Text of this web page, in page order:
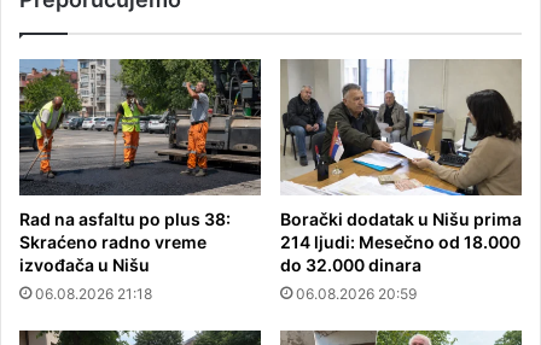
Rad na asfaltu po plus 38:
Skraćeno radno vreme
izvođača u Nišu
06.08.2026 21:18
Borački dodatak u Nišu prima
214 ljudi: Mesečno od 18.000
do 32.000 dinara
06.08.2026 20:59